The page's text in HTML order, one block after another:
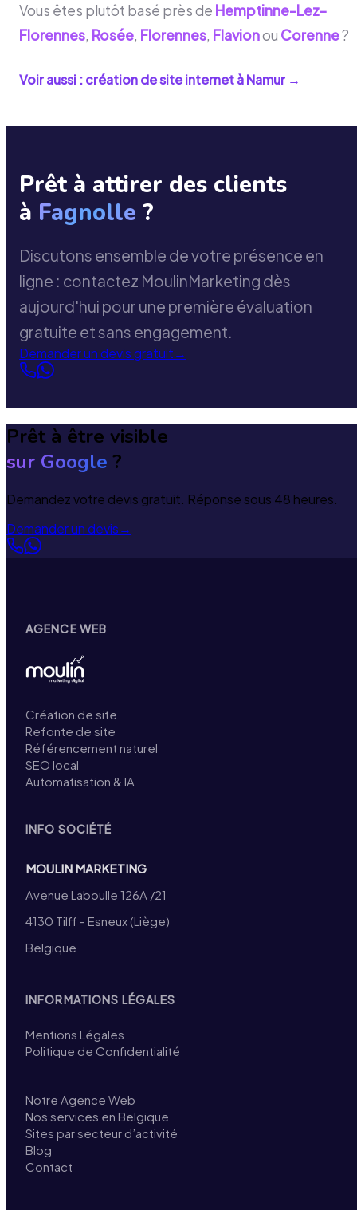
Vous êtes plutôt basé près de Hemptinne-Lez-
Florennes, Rosée, Florennes, Flavionou Corenne?
Voir aussi : création de site internet àNamur →
Prêt à attirer des clients
à Fagnolle ?
Discutons ensemble de votre présence en
ligne : contactez MoulinMarketing dès
aujourd'hui pour une première évaluation
gratuite et sans engagement.
Demander un devis gratuit→
Prêt à être visible
sur Google ?
Demandez votre devis gratuit. Réponse sous 48 heures.
Demander un devis→
AGENCE WEB
Création de site
Refonte de site
Référencement naturel
SEO local
Automatisation & IA
INFO SOCIÉTÉ
MOULIN MARKETING
Avenue Laboulle 126A /21
4130 Tilff – Esneux (Liège)
Belgique
INFORMATIONS LÉGALES
Mentions Légales
Politique de Confidentialité
Notre Agence Web
Nos services en Belgique
Sites par secteur d’activité
Blog
Contact